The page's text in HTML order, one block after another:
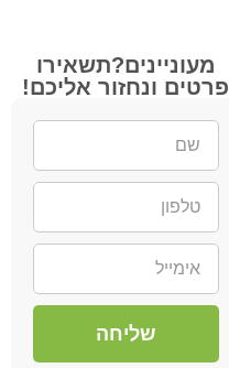
מעוניינים?תשאירו
פרטים ונחזור אליכם!
שליחה